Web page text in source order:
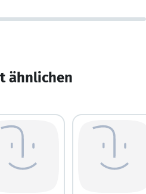
ähnlichen